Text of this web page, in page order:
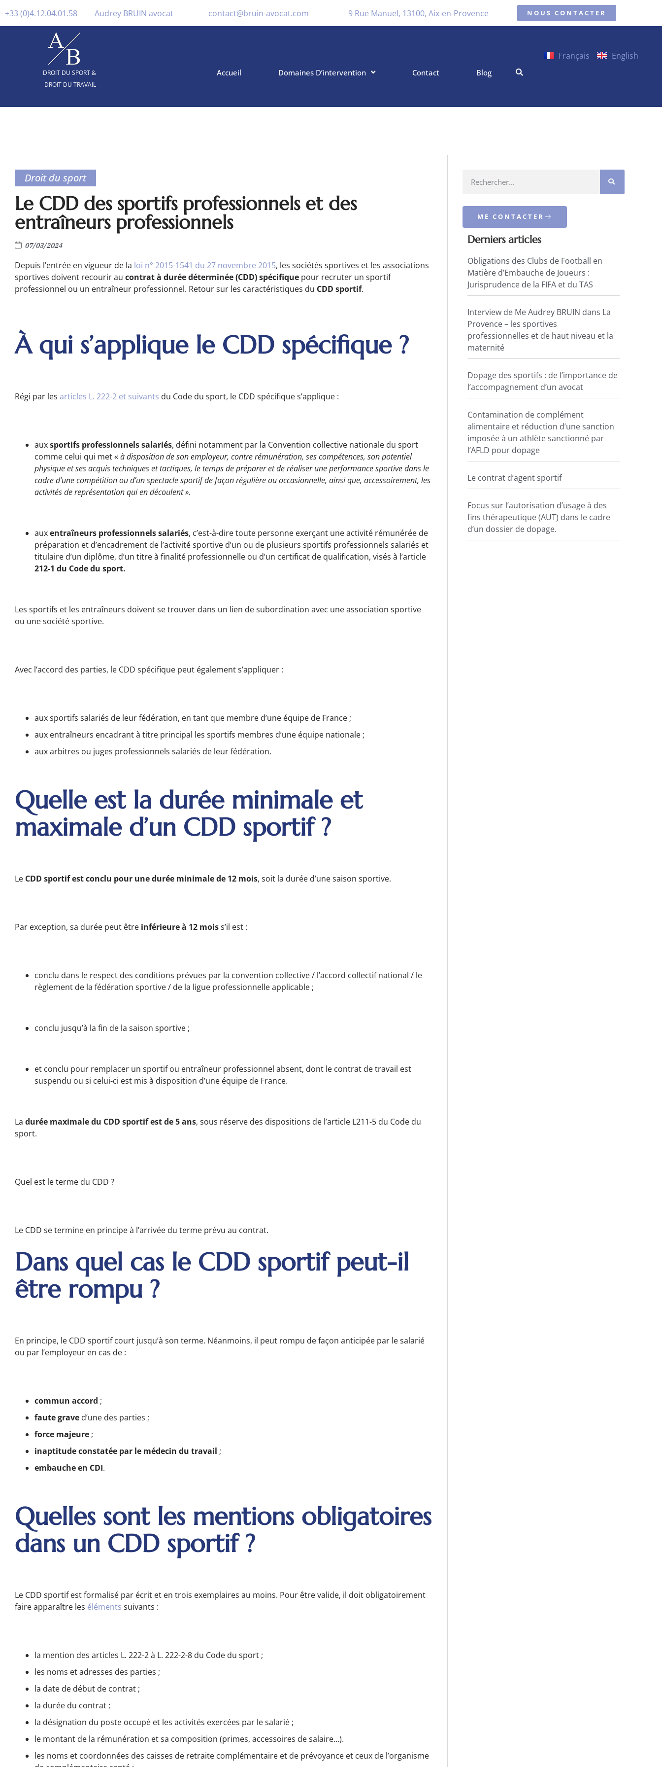
+33 (0)4.12.04.01.58 Audrey BRUIN avocat contact@bruin-avocat.com 9 Rue Manuel, 13100, Aix-en-Provence NOUS CONTACTER
DROIT DU SPORT &
DROIT DU TRAVAIL
Français English
Accueil Domaines D’intervention Contact Blog
Droit du sport
Le CDD des sportifs professionnels et des
entraîneurs professionnels
07/03/2024
Depuis l’entrée en vigueur de la loi n° 2015-1541 du 27 novembre 2015, les sociétés sportives et les associations
sportives doivent recourir au contrat à durée déterminée (CDD) spécifique pour recruter un sportif
professionnel ou un entraîneur professionnel. Retour sur les caractéristiques du CDD sportif.
À qui s’applique le CDD spécifique ?
Régi par les articles L. 222-2 et suivants du Code du sport, le CDD spécifique s’applique :
auxsportifs professionnels salariés, défini notamment par la Convention collective nationale du sport
comme celui qui met «à disposition de son employeur, contre rémunération, ses compétences, son potentiel
physique et ses acquis techniques et tactiques, le temps de préparer et de réaliser une performance sportive dans le
cadre d’une compétition ou d’un spectacle sportif de façon régulière ou occasionnelle, ainsi que, accessoirement, les
activités de représentation qui en découlent ».
auxentraîneurs professionnels salariés, c’est-à-dire toute personne exerçant une activité rémunérée de
préparation et d’encadrement de l’activité sportive d’un ou de plusieurs sportifs professionnels salariés et
titulaire d’un diplôme, d’un titre à finalité professionnelle ou d’un certificat de qualification, visés à l’article
212-1 du Code du sport.
Les sportifs et les entraîneurs doivent se trouver dans un lien de subordination avec une association sportive
ou une société sportive.
Avec l’accord des parties, le CDD spécifique peut également s’appliquer :
aux sportifs salariés de leur fédération, en tant que membre d’une équipe de France ;
aux entraîneurs encadrant à titre principal les sportifs membres d’une équipe nationale ;
aux arbitres ou juges professionnels salariés de leur fédération.
Quelle est la durée minimale et
maximale d’un CDD sportif ?
Le CDD sportif est conclu pour une durée minimale de 12 mois, soit la durée d’une saison sportive.
Par exception, sa durée peut être inférieure à 12 moiss’il est :
conclu dans le respect des conditions prévues par la convention collective / l’accord collectif national / le
règlement de la fédération sportive / de la ligue professionnelle applicable ;
conclu jusqu’à la fin de la saison sportive ;
et conclu pour remplacer un sportif ou entraîneur professionnel absent, dont le contrat de travail est
suspendu ou si celui-ci est mis à disposition d’une équipe de France.
La durée maximale du CDD sportif est de 5 ans, sous réserve des dispositions de l’article L211-5 du Code du
sport.
Quel est le terme du CDD ?
Le CDD se termine en principe à l’arrivée du terme prévu au contrat.
Dans quel cas le CDD sportif peut-il
être rompu ?
En principe, le CDD sportif court jusqu’à son terme. Néanmoins, il peut rompu de façon anticipée par le salarié
ou par l’employeur en cas de :
commun accord ;
faute grave d’une des parties ;
force majeure ;
inaptitude constatée par le médecin du travail ;
embauche en CDI.
Quelles sont les mentions obligatoires
dans un CDD sportif ?
Le CDD sportif est formalisé par écrit et en trois exemplaires au moins. Pour être valide, il doit obligatoirement
faire apparaître les éléments suivants :
la mention des articles L. 222-2 à L. 222-2-8 du Code du sport ;
les noms et adresses des parties ;
la date de début de contrat ;
la durée du contrat ;
la désignation du poste occupé et les activités exercées par le salarié ;
le montant de la rémunération et sa composition (primes, accessoires de salaire…).
les noms et coordonnées des caisses de retraite complémentaire et de prévoyance et ceux de l’organisme
ME CONTACTER
Derniers articles
Obligations des Clubs de Football en
Matière d’Embauche de Joueurs :
Jurisprudence de la FIFA et du TAS
Interview de Me Audrey BRUIN dans La
Provence – les sportives
professionnelles et de haut niveau et la
maternité
Dopage des sportifs : de l’importance de
l’accompagnement d’un avocat
Contamination de complément
alimentaire et réduction d’une sanction
imposée à un athlète sanctionné par
l’AFLD pour dopage
Le contrat d’agent sportif
Focus sur l’autorisation d’usage à des
fins thérapeutique (AUT) dans le cadre
d’un dossier de dopage.